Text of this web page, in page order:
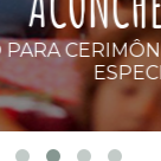
E
ESPECIAIS